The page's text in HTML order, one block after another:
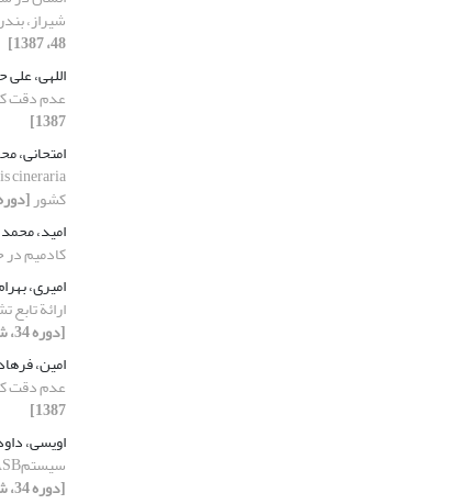
شیراز،
48، 1387]
اللهی،
عدم دقت
1387]
امتحانی،
کشور‌[دوره 34، شماره
امید،
کادمیم در
امیری،
ارائة
[دوره 34، شماره 46، 1387]
امین،
عدم دقت
1387]
اویسی،
سیستم‌UASB در تصفیة بی‌هوازی شیرابه زبالة شهری
[دوره 34، شماره 48، 1387]